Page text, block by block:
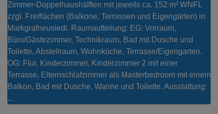
Zimmer-Doppelhaushälften mit jeweils ca. 152 m² WNFL
zzgl. Freiflächen (Balkone, Terrassen und Eigengärten) in
Markgrafneusiedl. Raumaufteilung: EG: Vorraum,
Büro/Gästezimmer, Technikraum, Bad mit Dusche und
Toilette, Abstellraum, Wohnküche, Terrasse/Eigengarten.
OG: Flur, Kinderzimmer, Kinderzimmer 2 mit einer
Terrasse, Elternschlafzimmer als Masterbedroom mit einem
Balkon, Bad mit Dusche, Wanne und Toilette. Ausstattung:
...